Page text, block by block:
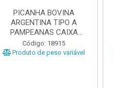
PICANHA BOVINA
ARGENTINA TIPO A
PAMPEANAS CAIXA
±20KG PEÇAS ...
Código: 18915
Produto de peso variável